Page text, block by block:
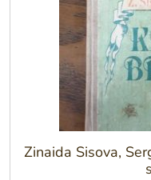
Zinaida Sisova,